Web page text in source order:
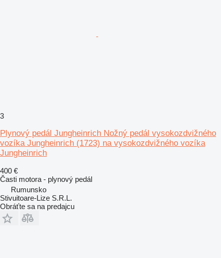
3
Plynový pedál Jungheinrich Nožný pedál vysokozdvižného
vozíka Jungheinrich (1723) na vysokozdvižného vozíka
Jungheinrich
400 €
Časti motora - plynový pedál
Rumunsko
Stivuitoare-Lize S.R.L.
Obráťte sa na predajcu